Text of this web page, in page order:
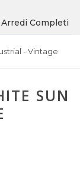
Completi
- Vintage
SUN